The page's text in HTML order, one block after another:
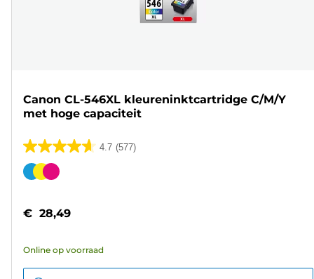
Canon CL-546XL kleureninktcartridge C/M/Y
met hoge capaciteit
4.7 (577)
4.7
van
sterren.
beoordelingen
Kleurencartridge
€ 28,49
Online op voorraad